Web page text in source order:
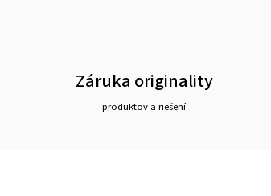
Záruka originality
produktov a riešení